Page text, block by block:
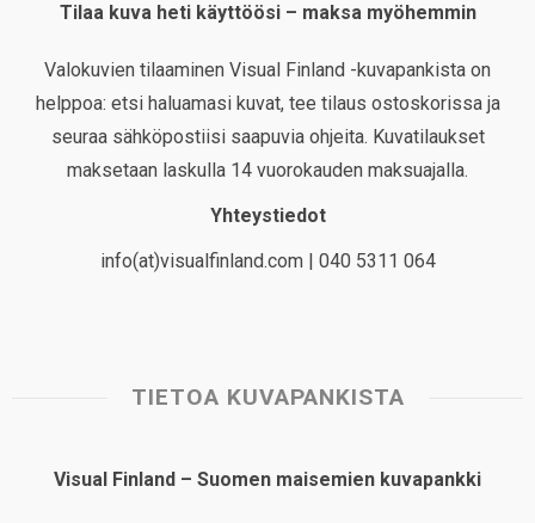
Tilaa kuva heti käyttöösi – maksa myöhemmin
Valokuvien tilaaminen Visual Finland -kuvapankista on
helppoa: etsi haluamasi kuvat, tee tilaus ostoskorissa ja
seuraa sähköpostiisi saapuvia ohjeita. Kuvatilaukset
maksetaan laskulla 14 vuorokauden maksuajalla.
Yhteystiedot
info(at)visualfinland.com | 040 5311 064
TIETOA KUVAPANKISTA
Visual Finland – Suomen maisemien kuvapankki